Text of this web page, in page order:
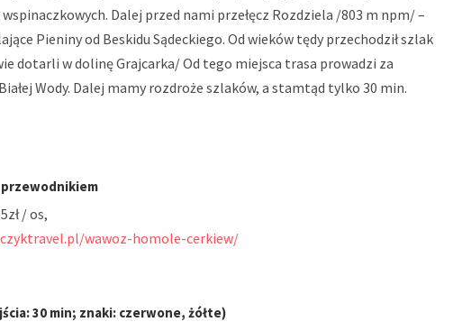
Dalej przed nami przełęcz Rozdziela /803 m npm/ –
Pieniny od Beskidu Sądeckiego. Od wieków tędy przechodził szlak
dotarli w dolinę Grajcarka/ Od tego miejsca trasa prowadzi za
Wody. Dalej mamy rozdroże szlaków, a stamtąd tylko 30 min.
przewodnikiem
/ os,
wawoz-homole-cerkiew/
30 min; znaki: czerwone, żółte)